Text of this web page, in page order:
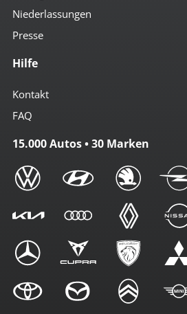
Niederlassungen
Presse
Hilfe
Kontakt
FAQ
15.000 Autos • 30 Marken